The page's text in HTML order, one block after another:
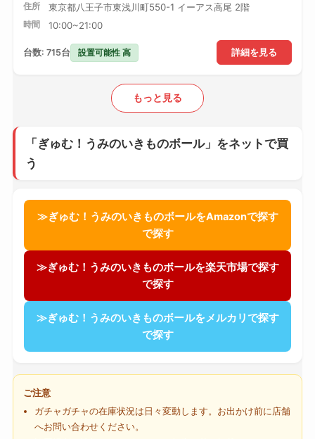
住所 東京都八王子市東浅川町550-1 イーアス高尾 2階
時間 10:00~21:00
詳細を見る
台数: 715台 設置可能性 高
もっと見る
「ぎゅむ！うみのいきものボール」をネットで買
う
≫ぎゅむ！うみのいきものボールをAmazonで探す
で探す
≫ぎゅむ！うみのいきものボールを楽天市場で探す
で探す
≫ぎゅむ！うみのいきものボールをメルカリで探す
で探す
ご注意
ガチャガチャの在庫状況は日々変動します。お出かけ前に店舗
へお問い合わせください。